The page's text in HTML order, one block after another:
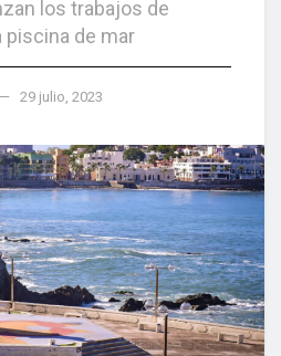
los trabajos de
piscina de mar
29 julio, 2023